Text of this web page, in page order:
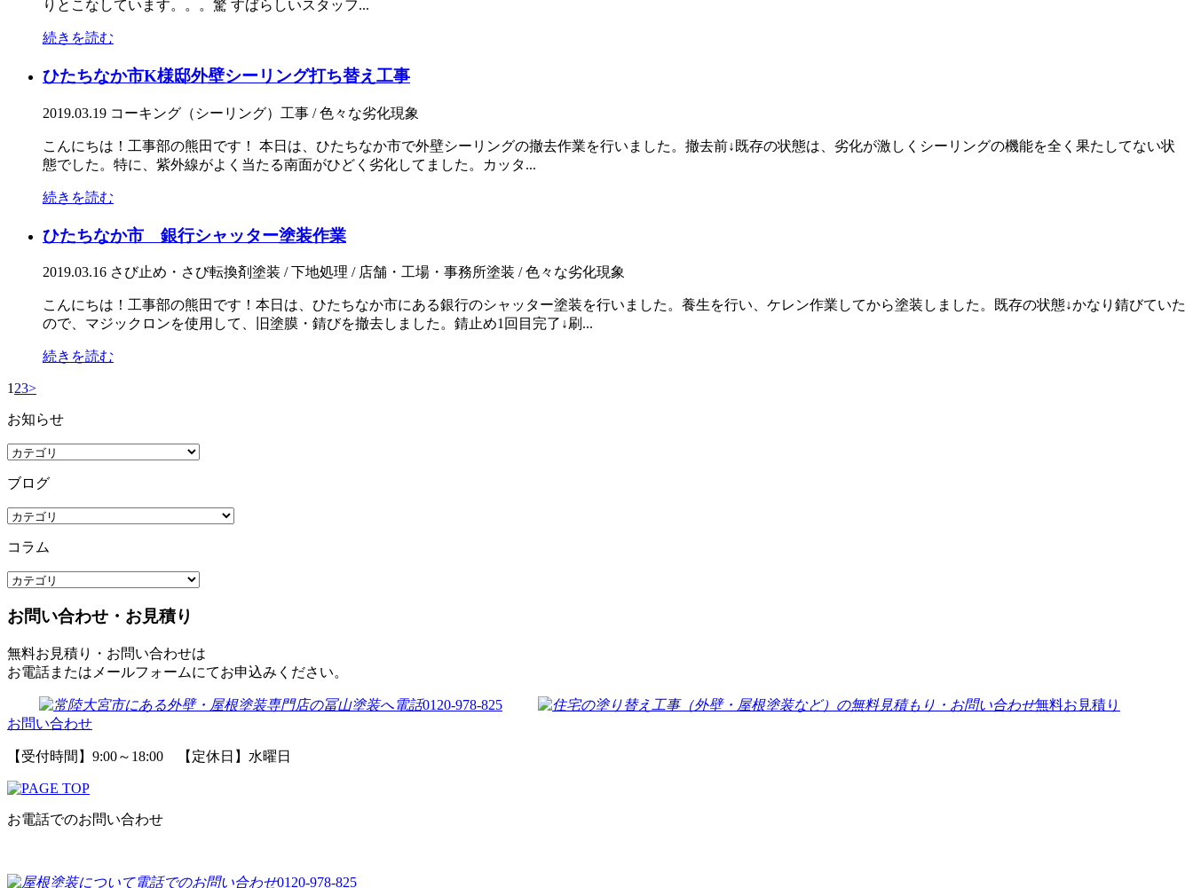
りとこなしています。。。驚 すばらしいスタッフ...
続きを読む
ひたちなか市K様邸外壁シーリング打ち替え工事
2019.03.19 コーキング（シーリング）工事 / 色々な劣化現象
こんにちは！工事部の熊田です！ 本日は、ひたちなか市で外壁シーリングの撤去作業を行いました。撤去前↓既存の状態は、劣化が激しくシーリングの機能を全く果たしてない状
態でした。特に、紫外線がよく当たる南面がひどく劣化してました。カッタ...
続きを読む
ひたちなか市 銀行シャッター塗装作業
2019.03.16 さび止め・さび転換剤塗装 / 下地処理 / 店舗・工場・事務所塗装 / 色々な劣化現象
こんにちは！工事部の熊田です！本日は、ひたちなか市にある銀行のシャッター塗装を行いました。養生を行い、ケレン作業してから塗装しました。既存の状態↓かなり錆びていた
ので、マジックロンを使用して、旧塗膜・錆びを撤去しました。錆止め1回目完了↓刷...
続きを読む
1 23>
お知らせ
ブログ
コラム
お問い合わせ・お見積り
無料お見積り・お問い合わせは
お電話またはメールフォームにてお申込みください。
0120-978-825
無料お見積り
お問い合わせ
【受付時間】9:00～18:00 【定休日】水曜日
お電話でのお問い合わせ
0120-978-825